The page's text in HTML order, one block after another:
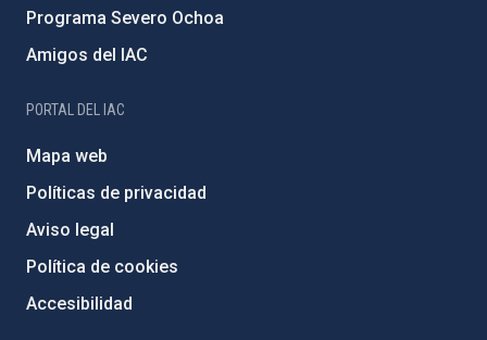
Programa Severo Ochoa
Amigos del IAC
PORTAL DEL IAC
Mapa web
Políticas de privacidad
Aviso legal
Política de cookies
Accesibilidad